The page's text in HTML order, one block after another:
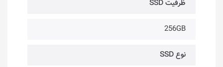
ظرفیت SSD
256GB
نوع SSD